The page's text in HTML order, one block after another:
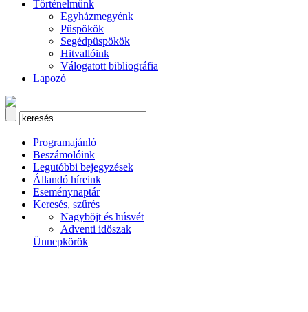
Történelmünk
Egyházmegyénk
Püspökök
Segédpüspökök
Hitvallóink
Válogatott bibliográfia
Lapozó
Programajánló
Beszámolóink
Legutóbbi bejegyzések
Állandó híreink
Eseménynaptár
Keresés, szűrés
Nagyböjt és húsvét
Adventi időszak
Ünnepkörök